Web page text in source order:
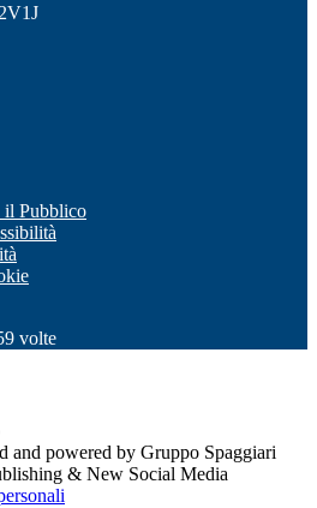
Pubblico
volte
and powered by Gruppo Spaggiari
& New Social Media